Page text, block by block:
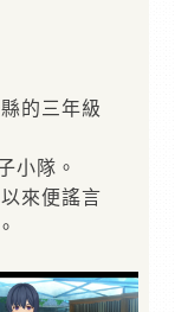
的三年級
小隊。
來便謠言